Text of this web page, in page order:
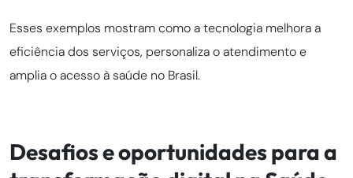
Esses exemplos mostram como a tecnologia melhora a
eficiência dos serviços, personaliza o atendimento e
amplia o acesso à saúde no Brasil.
Desafios e oportunidades para a